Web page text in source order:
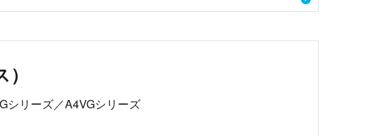
シリーズ／A4VGシリーズ